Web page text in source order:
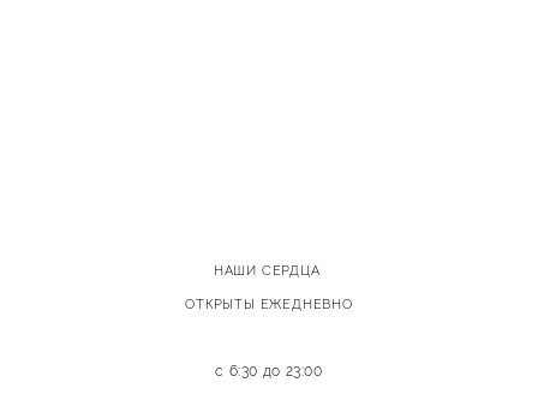
НАШИ СЕРДЦА
ОТКРЫТЫ ЕЖЕДНЕВНО
с 6:30 до 23:00